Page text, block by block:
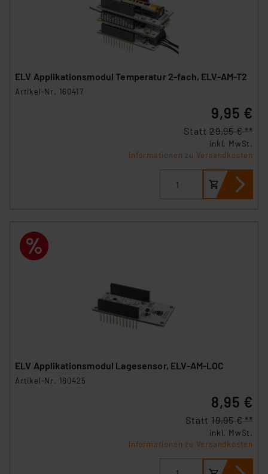
ELV Applikationsmodul Temperatur 2-fach, ELV-AM-T2
Artikel-Nr. 160417
9,95 €
Statt 29,95 € **
inkl. MwSt.
Informationen zu Versandkosten
ELV Applikationsmodul Lagesensor, ELV-AM-LOC
Artikel-Nr. 160425
8,95 €
Statt 19,95 € **
inkl. MwSt.
Informationen zu Versandkosten